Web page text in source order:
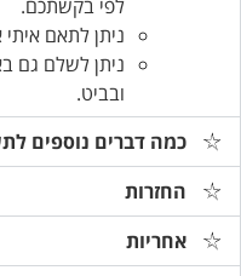
לפי בקשתכם.
ניתן לתאם איתי
ניתן לשלם גם
ובביט.
כמה דברים נוספים
החזרות
אחריות